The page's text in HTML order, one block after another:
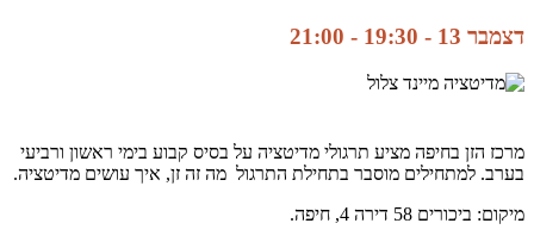
דצמבר 13 - 19:30 -
21:00
מרכז הזן בחיפה מציע תרגולי מדיטציה על בסיס קבוע בימי ראשון ורביעי
בערב. למתחילים מוסבר בתחילת התרגול מה זה זן, איך עושים מדיטציה.
מיקום: ביכורים 58 דירה 4, חיפה.